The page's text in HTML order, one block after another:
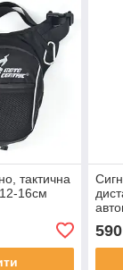
тактична
16см
590